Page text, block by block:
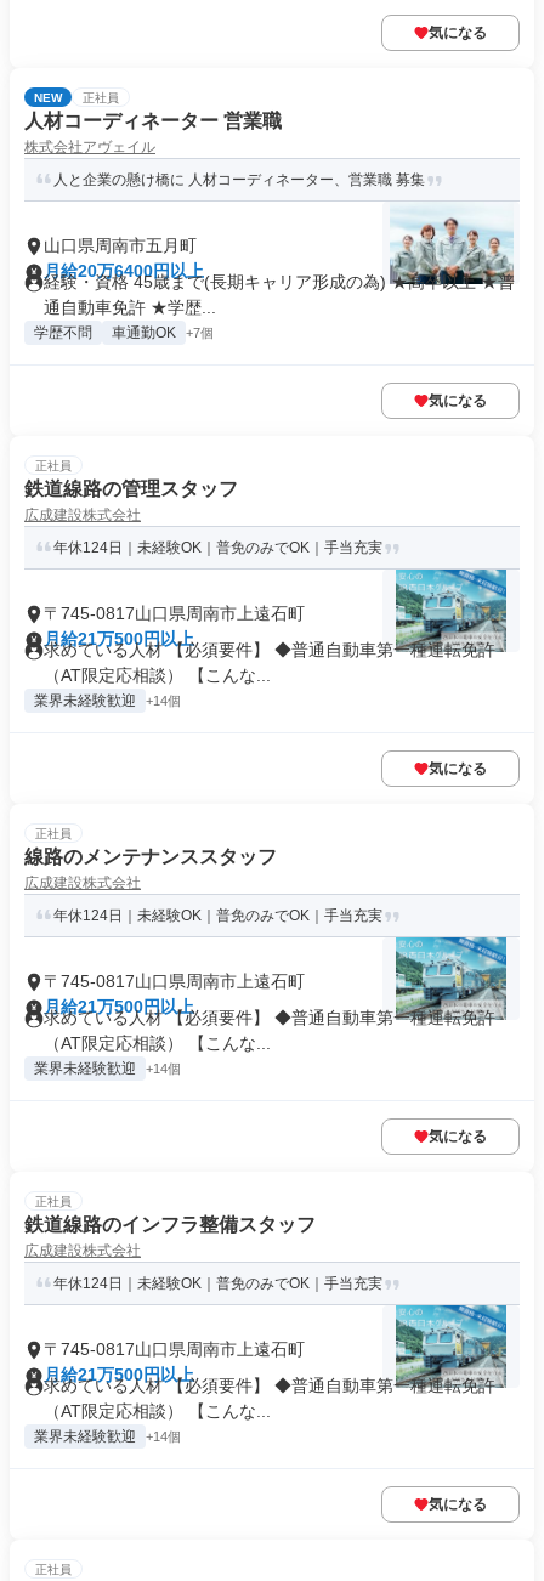
気になる
NEW 正社員
人材コーディネーター 営業職
株式会社アヴェイル
人と企業の懸け橋に 人材コーディネーター、営業職 募集
山口県周南市五月町
月給20万6400円以上
経験・資格 45歳まで(長期キャリア形成の為) ★高卒以上 ★普
通自動車免許 ★学歴...
学歴不問 車通勤OK +7個
気になる
正社員
鉄道線路の管理スタッフ
広成建設株式会社
年休124日｜未経験OK｜普免のみでOK｜手当充実
〒745-0817山口県周南市上遠石町
月給21万500円以上
求めている人材 【必須要件】 ◆普通自動車第一種運転免許
（AT限定応相談） 【こんな...
業界未経験歓迎 +14個
気になる
正社員
線路のメンテナンススタッフ
広成建設株式会社
年休124日｜未経験OK｜普免のみでOK｜手当充実
〒745-0817山口県周南市上遠石町
月給21万500円以上
求めている人材 【必須要件】 ◆普通自動車第一種運転免許
（AT限定応相談） 【こんな...
業界未経験歓迎 +14個
気になる
正社員
鉄道線路のインフラ整備スタッフ
広成建設株式会社
年休124日｜未経験OK｜普免のみでOK｜手当充実
〒745-0817山口県周南市上遠石町
月給21万500円以上
求めている人材 【必須要件】 ◆普通自動車第一種運転免許
（AT限定応相談） 【こんな...
業界未経験歓迎 +14個
気になる
正社員